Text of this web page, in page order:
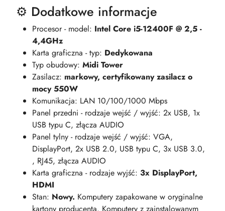
⚙️ Dodatkowe informacje
Procesor - model: Intel Core i5-12400F @ 2,5 -
4,4GHz
Karta graficzna - typ: Dedykowana
Typ obudowy: Midi Tower
Zasilacz: markowy, certyfikowany zasilacz o
mocy 550W
Komunikacja: LAN 10/100/1000 Mbps
Panel przedni - rodzaje wejść / wyjść: 2x USB, 1x
USB typu C, złącza AUDIO
Panel tylny - rodzaje wejść / wyjść: VGA,
DisplayPort, 2x USB 2.0, USB typu C, 3x USB 3.0,
, RJ45, złącza AUDIO
Karta graficzna - rodzaje wyjść: 3x DisplayPort,
HDMI
Stan: Nowy. Komputery zapakowane w oryginalne
kartony producenta. Komputery z zainstalowanym